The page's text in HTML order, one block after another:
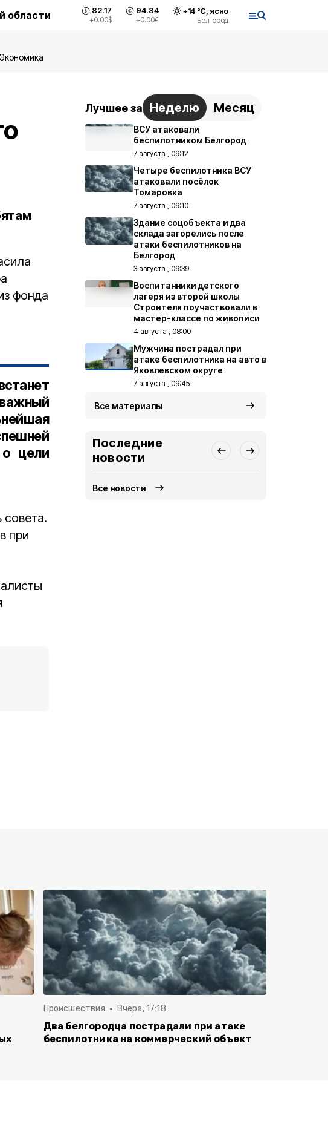
области 82.17
+0.00$
94.84
+0.00€
+14°С, ясно
Белгород
Экономика
фонда
цели
совета.
при
Лучшее за Неделю Месяц
ВСУ атаковали
беспилотником Белгород
7 августа , 09:12
Четыре беспилотника ВСУ
атаковали посёлок
Томаровка
7 августа , 09:10
Здание соцобъекта и два
склада загорелись после
атаки беспилотников на
Белгород
3 августа , 09:39
Воспитанники детского
лагеря из второй школы
Строителя поучаствовали в
мастер-классе по живописи
4 августа , 08:00
Мужчина пострадал при
атаке беспилотника на авто в
Яковлевском округе
7 августа , 09:45
Все материалы
Последние
новости
Все новости
Происшествия Вчера, 17:18
Два белгородца пострадали при атаке
беспилотника на коммерческий объект